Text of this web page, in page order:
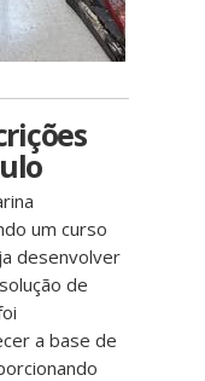
um curso
desenvolver
de
a base de